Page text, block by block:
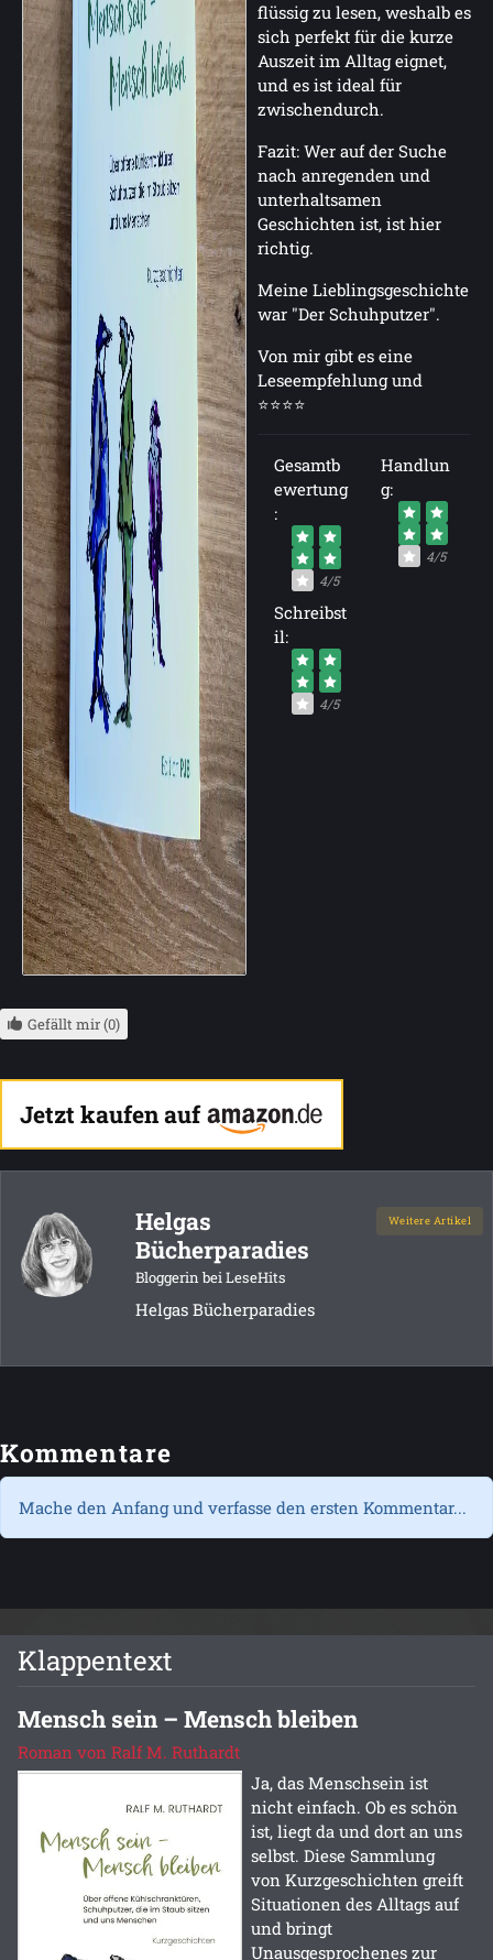
flüssig zu lesen, weshalb es
sich perfekt für die kurze
Auszeit im Alltag eignet,
und es ist ideal für
zwischendurch.
Fazit: Wer auf der Suche
nach anregenden und
unterhaltsamen
Geschichten ist, ist hier
richtig.
Meine Lieblingsgeschichte
war "Der Schuhputzer".
Von mir gibt es eine
Leseempfehlung und
⭐⭐⭐⭐
Gesamtb
ewertung
:
4/5
Handlun
g:
4/5
Schreibst
il:
4/5
Gefällt mir (0)
Jetzt kaufen auf
Helgas
Bücherparadies
Bloggerin bei LeseHits
Weitere Artikel
Helgas Bücherparadies
Kommentare
Mache den Anfang und verfasse den ersten Kommentar...
Klappentext
Mensch sein – Mensch bleiben
Roman von Ralf M. Ruthardt
Ja, das Menschsein ist
nicht einfach. Ob es schön
ist, liegt da und dort an uns
selbst. Diese Sammlung
von Kurzgeschichten greift
Situationen des Alltags auf
und bringt
Unausgesprochenes zur